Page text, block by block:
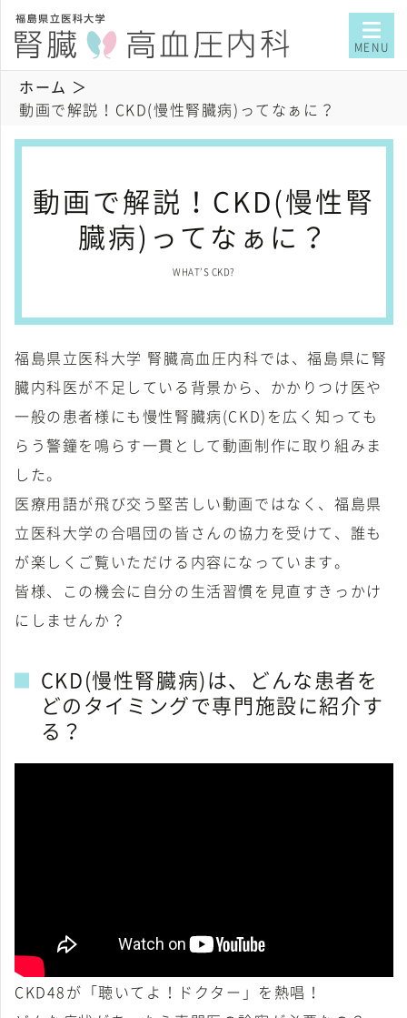
MENU
ホーム
動画で解説！CKD(慢性腎臓病)ってなぁに？
動画で解説！CKD(慢性腎
臓病)ってなぁに？
WHAT’S CKD?
福島県立医科大学 腎臓高血圧内科では、福島県に腎
臓内科医が不足している背景から、かかりつけ医や
一般の患者様にも慢性腎臓病(CKD)を広く知っても
らう警鐘を鳴らす一貫として動画制作に取り組みま
した。
医療用語が飛び交う堅苦しい動画ではなく、福島県
立医科大学の合唱団の皆さんの協力を受けて、誰も
が楽しくご覧いただける内容になっています。
皆様、この機会に自分の生活習慣を見直すきっかけ
にしませんか？
CKD(慢性腎臓病)は、どんな患者を
どのタイミングで専門施設に紹介す
る？
CKD48が「聴いてよ！ドクター」を熱唱！